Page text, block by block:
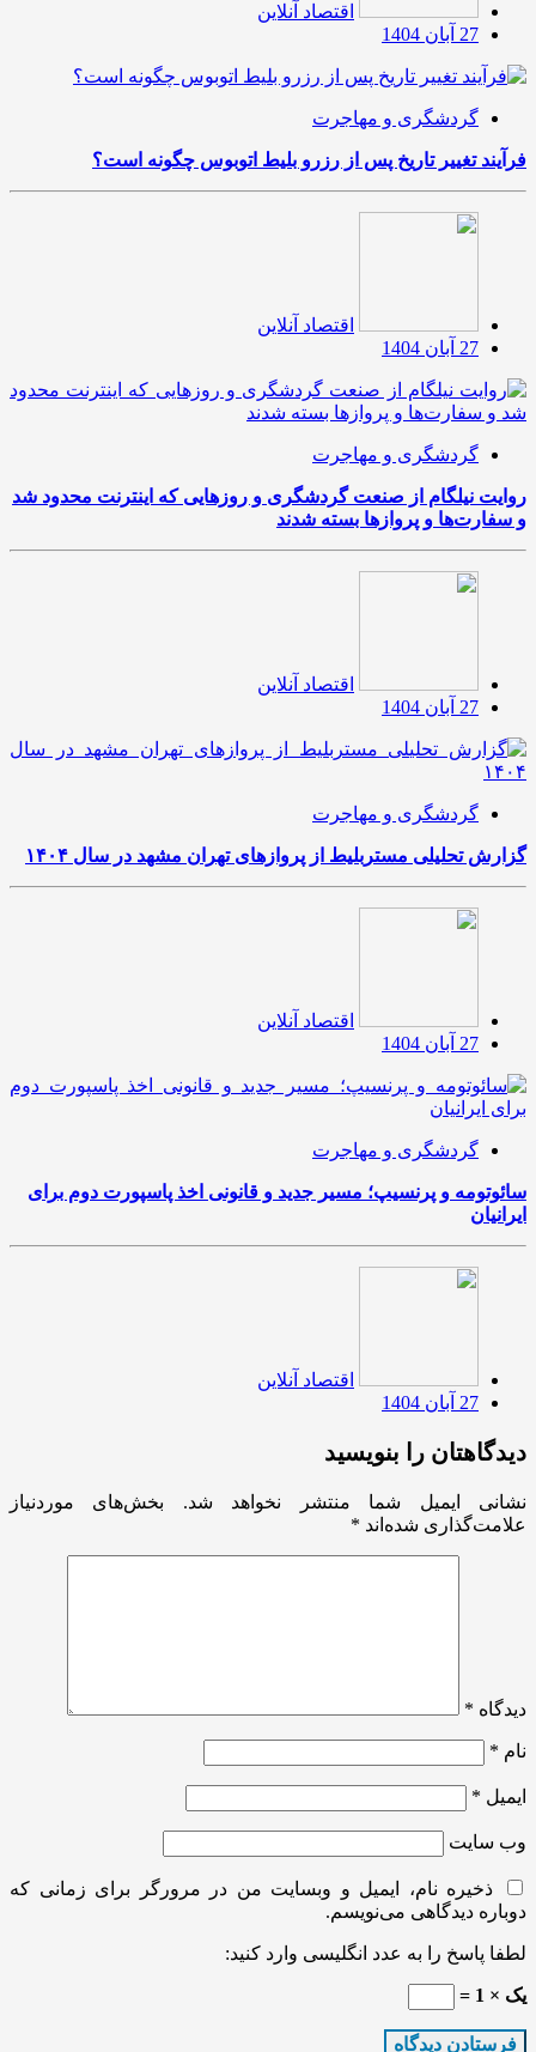
اقتصاد آنلاین
27 آبان 1404
گردشگری و مهاجرت
فرآیند تغییر تاریخ پس از رزرو بلیط اتوبوس چگونه است؟
اقتصاد آنلاین
27 آبان 1404
گردشگری و مهاجرت
روایت نیلگام از صنعت گردشگری و روزهایی که اینترنت محدود شد
و سفارت‌ها و پروازها بسته شدند
اقتصاد آنلاین
27 آبان 1404
گردشگری و مهاجرت
گزارش تحلیلی مستربلیط از پروازهای تهران مشهد در سال ۱۴۰۴
اقتصاد آنلاین
27 آبان 1404
گردشگری و مهاجرت
سائوتومه و پرنسیپ؛ مسیر جدید و قانونی اخذ پاسپورت دوم برای
ایرانیان
اقتصاد آنلاین
27 آبان 1404
دیدگاهتان را بنویسید
نشانی ایمیل شما منتشر نخواهد شد.
بخش‌های موردنیاز
علامت‌گذاری شده‌اند *
دیدگاه *
نام *
ایمیل *
وب‌ سایت
ذخیره نام، ایمیل و وبسایت من در مرورگر برای زمانی که
دوباره دیدگاهی می‌نویسم.
لطفا پاسخ را به عدد انگلیسی وارد کنید:
یک × 1 =